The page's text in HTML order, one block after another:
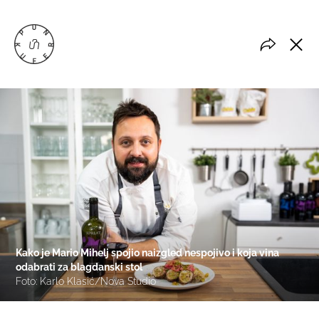
Kako je Mario Mihelj spojio naizgled nespojivo i koja vina
odabrati za blagdanski stol
Foto: Karlo Klasić/Nova Studio